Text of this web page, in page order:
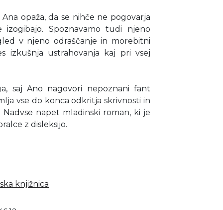
opaža, da se nihče ne pogovarja
Spoznavamo tudi njeno
v njeno odraščanje in morebitni
izkušnja ustrahovanja kaj pri vsej
saj Ano nagovori nepoznani fant
vse do konca odkritja skrivnosti in
napet mladinski roman, ki je
z disleksijo.
knjižnica